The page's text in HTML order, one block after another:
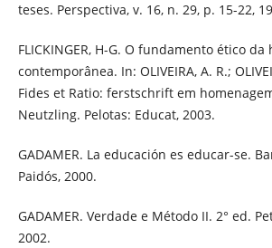
teses. Perspectiva, v. 16, n. 29, p. 15-22,
FLICKINGER, H-G. O fundamento ético
contemporânea. In: OLIVEIRA, A. R.;
Fides et Ratio: ferstschrift em
Neutzling. Pelotas: Educat, 2003.
GADAMER. La educación es educar-se.
Paidós, 2000.
GADAMER. Verdade e Método II. 2° ed.
2002.